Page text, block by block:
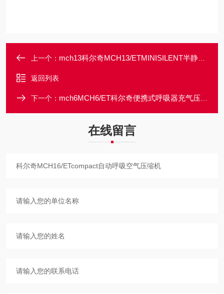
上一个： mch13科尔奇MCH13/ETMINISILENT半静音空气压缩机
返回列表
下一个： mch6MCH6/ET科尔奇便携式呼吸器充气压缩机
在线留言